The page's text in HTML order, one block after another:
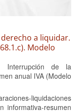
a liquidar.
Modelo
Interrupción de la
anual IVA (Modelo
liquidaciones
informativa-resumen